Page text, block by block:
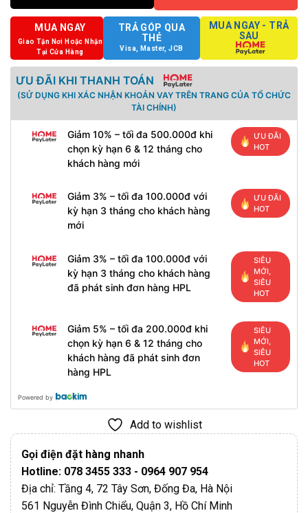
MUA NGAY
Giao Tận Nơi Hoặc Nhận
Tại Cửa Hàng
TRẢ GÓP QUA
THẺ
Visa, Master, JCB
MUA NGAY - TRẢ
SAU
ƯU ĐÃI KHI THANH TOÁN
(SỬ DỤNG KHI XÁC NHẬN KHOẢN VAY TRÊN TRANG CỦA TỔ CHỨC
TÀI CHÍNH)
Giảm 10% – tối đa 500.000đ khi
chọn kỳ hạn 6 & 12 tháng cho
khách hàng mới
ƯU ĐÃI
HOT
Giảm 3% – tối đa 100.000đ với
kỳ hạn 3 tháng cho khách hàng
mới
ƯU ĐÃI
HOT
Giảm 3% – tối đa 100.000đ với
kỳ hạn 3 tháng cho khách hàng
đã phát sinh đơn hàng HPL
SIÊU
MỚI,
SIÊU
HOT
Giảm 5% – tối đa 200.000đ khi
chọn kỳ hạn 6 & 12 tháng cho
khách hàng đã phát sinh đơn
hàng HPL
SIÊU
MỚI,
SIÊU
HOT
Powered by
Add to wishlist
Gọi điện đặt hàng nhanh
Hotline: 078 3455 333 - 0964 907 954
Địa chỉ: Tầng 4, 72 Tây Sơn, Đống Đa, Hà Nội
561 Nguyễn Đình Chiểu, Quận 3, Hồ Chí Minh